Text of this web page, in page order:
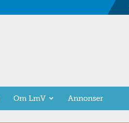
Om LmV Annonser